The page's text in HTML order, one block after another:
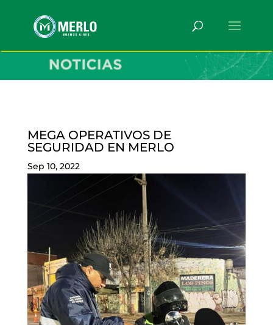
MEGA OPERATIVOS DE
SEGURIDAD EN MERLO
Sep 10, 2022